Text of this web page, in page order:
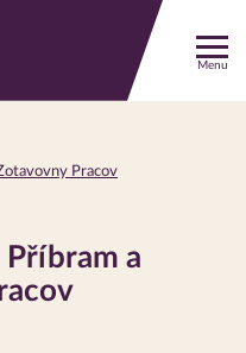
Menu
Pracov
Příbram a